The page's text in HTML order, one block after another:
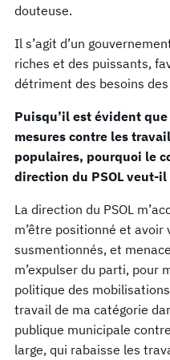
douteuse.
Il s’agit d’un
riches et des puissants,
détriment des besoins
Puisqu’il est évident
mesures contre les
populaires, pourquoi le
direction du PSOL veut-
La direction du PSOL
m’être positionné et
susmentionnés, et
m’expulser du parti, pour
politique des
travail de ma catégorie
publique municipale
large, qui rabaisse les